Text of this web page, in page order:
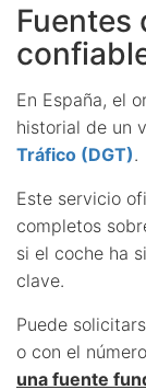
Fuentes
En España, el
historial de un
Tráfico (DGT).
Este servicio
completos
si el coche ha
clave.
Puede
o con el
una fuente